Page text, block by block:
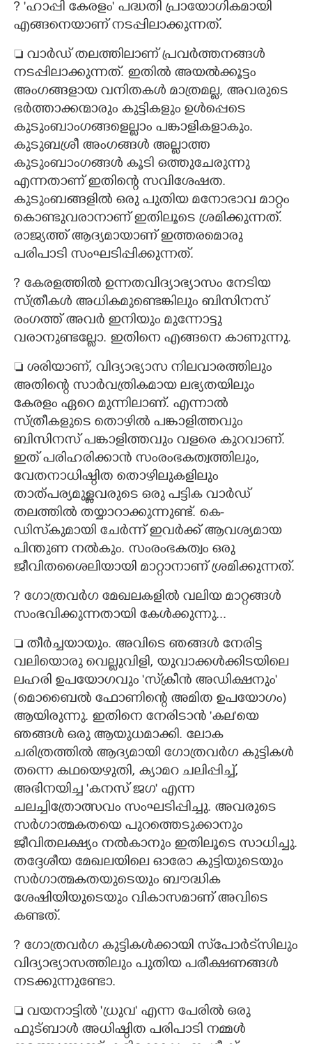
?​ 'ഹാപ്പി കേരളം" പദ്ധതി പ്രായോഗികമായി
എങ്ങനെയാണ് നടപ്പിലാക്കുന്നത്.
 വാർഡ് തലത്തിലാണ് പ്രവർത്തനങ്ങൾ
നടപ്പിലാക്കുന്നത്. ഇതിൽ അയൽക്കൂട്ടം
അംഗങ്ങളായ വനിതകൾ മാത്രമല്ല, അവരുടെ
ഭർത്താക്കന്മാരും കുട്ടികളും ഉൾപ്പെടെ
കുടുംബാംഗങ്ങളെല്ലാം പങ്കാളികളാകും.
കുടുബശ്രീ അംഗങ്ങൾ അല്ലാത്ത
കുടുംബാംഗങ്ങൾ കൂടി ഒത്തുചേരുന്നു
എന്നതാണ് ഇതിന്റെ സവിശേഷത.
കുടുംബങ്ങളിൽ ഒരു പുതിയ മനോഭാവ മാറ്റം
കൊണ്ടുവരാനാണ് ഇതിലൂടെ ശ്രമിക്കുന്നത്.
രാജ്യത്ത് ആദ്യമായാണ് ഇത്തരമൊരു
പരിപാടി സംഘടിപ്പിക്കുന്നത്.
?​ കേരളത്തിൽ ഉന്നതവിദ്യാഭ്യാസം നേടിയ
സ്ത്രീകൾ അധികമുണ്ടെങ്കിലും ബിസിനസ്
രംഗത്ത് അവർ ഇനിയും മുന്നോട്ടു
വരാനുണ്ടല്ലോ. ഇതിനെ എങ്ങനെ കാണുന്നു.
 ശരിയാണ്, വിദ്യാഭ്യാസ നിലവാരത്തിലും
അതിന്റെ സാർവത്രികമായ ലഭ്യതയിലും
കേരളം ഏറെ മുന്നിലാണ്. എന്നാൽ
സ്ത്രീകളുടെ തൊഴിൽ പങ്കാളിത്തവും
ബിസിനസ് പങ്കാളിത്തവും വളരെ കുറവാണ്.
ഇത് പരിഹരിക്കാൻ സംരംഭകത്വത്തിലും,​
വേതനാധിഷ്ഠിത തൊഴിലുകളിലും
താത്പര്യമുള്ളവരുടെ ഒരു പട്ടിക വാർഡ്
തലത്തിൽ തയ്യാറാക്കുന്നുണ്ട്. കെ-
ഡിസ്‌കുമായി ചേർന്ന് ഇവർക്ക് ആവശ്യമായ
പിന്തുണ നൽകും. സംരംഭകത്വം ഒരു
ജീവിതശൈലിയായി മാറ്റാനാണ് ശ്രമിക്കുന്നത്.
?​ ഗോത്രവർഗ മേഖലകളിൽ വലിയ മാറ്റങ്ങൾ
സംഭവിക്കുന്നതായി കേൾക്കുന്നു...
 തീർച്ചയായും. അവിടെ ഞങ്ങൾ നേരിട്ട
വലിയൊരു വെല്ലുവിളി,​ യുവാക്കൾക്കിടയിലെ
ലഹരി ഉപയോഗവും 'സ്‌ക്രീൻ അഡിക്ഷനും"
(മൊബൈൽ ഫോണിന്റെ അമിത ഉപയോഗം)
ആയിരുന്നു. ഇതിനെ നേരിടാൻ 'കല"യെ
ഞങ്ങൾ ഒരു ആയുധമാക്കി. ലോക
ചരിത്രത്തിൽ ആദ്യമായി ഗോത്രവർഗ കുട്ടികൾ
തന്നെ കഥയെഴുതി, ക്യാമറ ചലിപ്പിച്ച്,
അഭിനയിച്ച 'കനസ് ജഗ" എന്ന
ചലച്ചിത്രോത്സവം സംഘടിപ്പിച്ചു. അവരുടെ
സർഗാത്മകതയെ പുറത്തെടുക്കാനും
ജീവിതലക്ഷ്യം നൽകാനും ഇതിലൂടെ സാധിച്ചു.
തദ്ദേശീയ മേഖലയിലെ ഓരോ കുട്ടിയുടെയും
സർഗാത്മകതയുടെയും ബൗദ്ധിക
ശേഷിയിയുടെയും വികാസമാണ് അവിടെ
കണ്ടത്.
?​ ഗോത്രവർഗ കുട്ടികൾക്കായി സ്‌പോർട്‌സിലും
വിദ്യാഭ്യാസത്തിലും പുതിയ പരീക്ഷണങ്ങൾ
നടക്കുന്നുണ്ടോ.
 വയനാട്ടിൽ 'ധ്രുവ" എന്ന പേരിൽ ഒരു
ഫുട്ബാൾ അധിഷ്ഠിത പരിപാടി നമ്മൾ